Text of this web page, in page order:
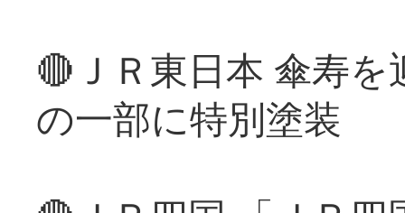
🔴ＪＲ東日本 傘寿
の一部に特別塗装